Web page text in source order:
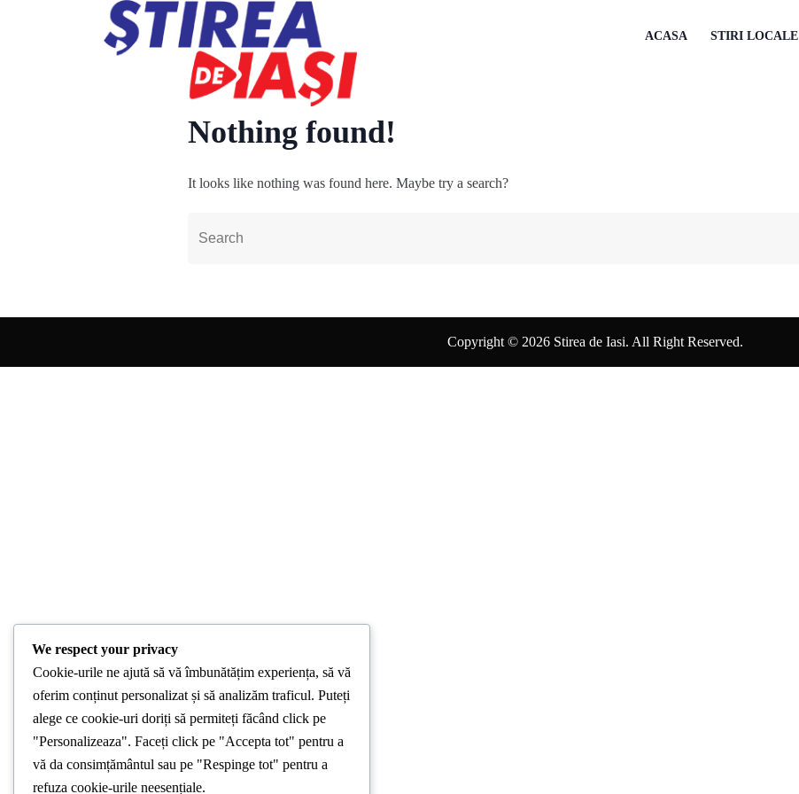
ACASA STIRI LOCALE
Nothing found!
It looks like nothing was found here. Maybe try a search?
Copyright © 2026 Stirea de Iasi. All Right Reserved.
We respect your privacy
Cookie-urile ne ajută să vă îmbunătățim experiența, să vă
oferim conținut personalizat și să analizăm traficul. Puteți
alege ce cookie-uri doriți să permiteți făcând click pe
"Personalizeaza". Faceți click pe "Accepta tot" pentru a
vă da consimțământul sau pe "Respinge tot" pentru a
refuza cookie-urile neesențiale.